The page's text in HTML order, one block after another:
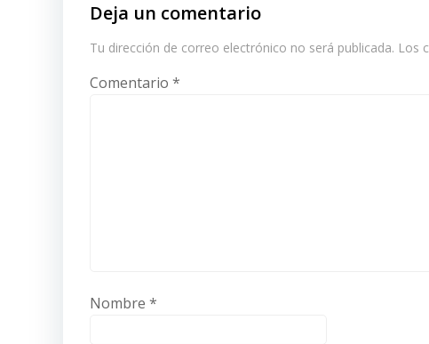
Deja un comentario
Tu dirección de correo electrónico no será publicada. Los
Comentario *
Nombre *